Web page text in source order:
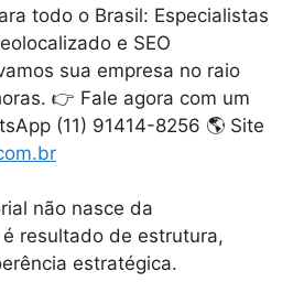
todo o Brasil: Especialistas
e SEO
sua empresa no raio
👉 Fale agora com um
(11) 91414-8256 🌎 Site
não nasce da
resultado de estrutura,
estratégica.